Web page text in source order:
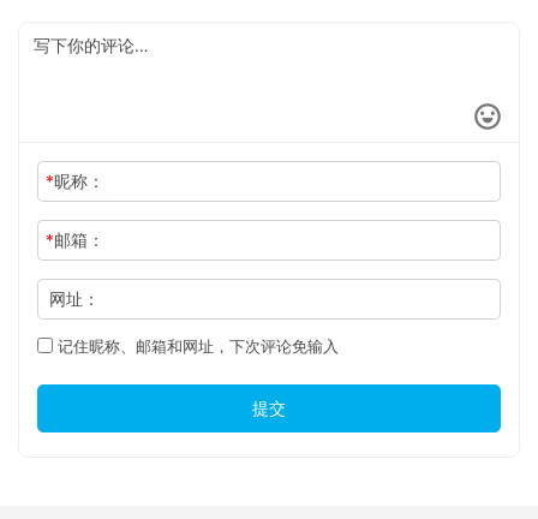
*昵称：
*邮箱：
网址：
记住昵称、邮箱和网址，下次评论免输入
提交